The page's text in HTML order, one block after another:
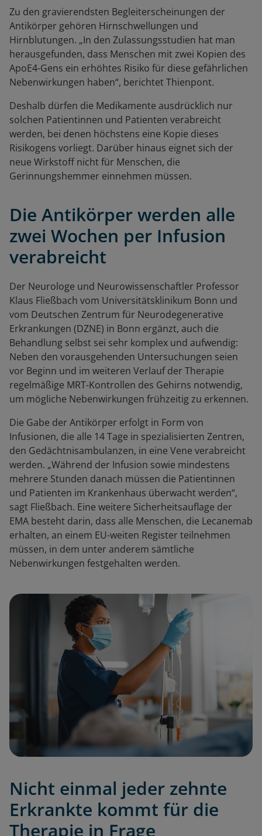
Zu den gravierendsten Begleiterscheinungen der
Antikörper gehören Hirnschwellungen und
Hirnblutungen. „In den Zulassungsstudien hat man
herausgefunden, dass Menschen mit zwei Kopien des
ApoE4-Gens ein erhöhtes Risiko für diese gefährlichen
Nebenwirkungen haben“, berichtet Thienpont.
Deshalb dürfen die Medikamente ausdrücklich nur
solchen Patientinnen und Patienten verabreicht
werden, bei denen höchstens eine Kopie dieses
Risikogens vorliegt. Darüber hinaus eignet sich der
neue Wirkstoff nicht für Menschen, die
Gerinnungshemmer einnehmen müssen.
Die Antikörper werden alle
zwei Wochen per Infusion
verabreicht
Der Neurologe und Neurowissenschaftler Professor
Klaus Fließbach vom Universitätsklinikum Bonn und
vom Deutschen Zentrum für Neurodegenerative
Erkrankungen (DZNE) in Bonn ergänzt, auch die
Behandlung selbst sei sehr komplex und aufwendig:
Neben den vorausgehenden Untersuchungen seien
vor Beginn und im weiteren Verlauf der Therapie
regelmäßige MRT-Kontrollen des Gehirns notwendig,
um mögliche Nebenwirkungen frühzeitig zu erkennen.
Die Gabe der Antikörper erfolgt in Form von
Infusionen, die alle 14 Tage in spezialisierten Zentren,
den Gedächtnisambulanzen, in eine Vene verabreicht
werden. „Während der Infusion sowie mindestens
mehrere Stunden danach müssen die Patientinnen
und Patienten im Krankenhaus überwacht werden“,
sagt Fließbach. Eine weitere Sicherheitsauflage der
EMA besteht darin, dass alle Menschen, die Lecanemab
erhalten, an einem EU-weiten Register teilnehmen
müssen, in dem unter anderem sämtliche
Nebenwirkungen festgehalten werden.
Nicht einmal jeder zehnte
Erkrankte kommt für die
Therapie in Frage